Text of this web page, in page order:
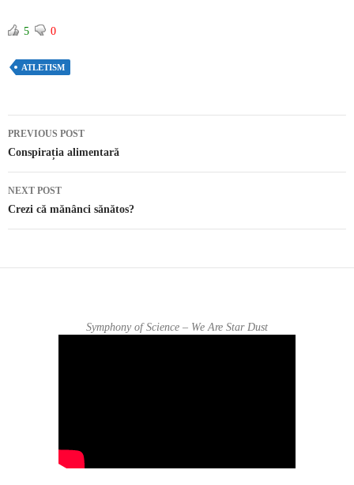
5 0
ATLETISM
Post navigation
PREVIOUS POST
Conspirația alimentară
NEXT POST
Crezi că mănânci sănătos?
Symphony of Science – We Are Star Dust